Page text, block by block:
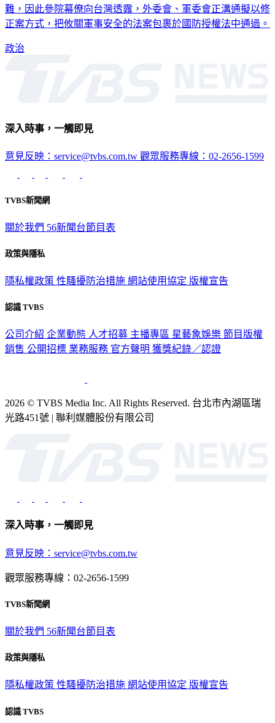
難，因此參院幕僚向台灣透露，外委會、軍委會正溝通擬以修
正案方式，把攸關軍事安全的法案包裹於國防授權法中通過。
政治
深入時事，一觸即見
意見反映：service@tvbs.com.tw 觀眾服務專線：02-2656-1599
TVBS新聞網
關於我們 56新聞台節目表
政策與隱私
隱私權政策 性騷擾防治措施 網站使用協定 版權宣告
認識 TVBS
公司介紹 企業動態 人才招募 主播專區 星藝象娛樂 節目版權
銷售 公開招標 業務服務 官方聲明 獲獎紀錄／認證
2026 © TVBS Media Inc. All Rights Reserved. 台北市內湖區瑞
光路451號 | 聯利媒體股份有限公司
深入時事，一觸即見
意見反映：service@tvbs.com.tw
觀眾服務專線：02-2656-1599
TVBS新聞網
關於我們 56新聞台節目表
政策與隱私
隱私權政策 性騷擾防治措施 網站使用協定 版權宣告
認識 TVBS